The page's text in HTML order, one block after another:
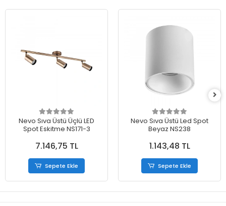
Nevo Sıva Üstü Üçlü LED
Spot Eskitme NS171-3
7.146,75 TL
Sepete Ekle
Nevo Sıva Üstü Led Spot
Beyaz NS238
1.143,48 TL
Sepete Ekle